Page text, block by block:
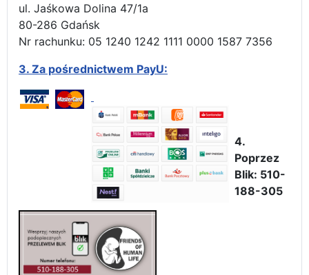
ul. Jaśkowa Dolina 47/1a
80-286 Gdańsk
Nr rachunku: 05 1240 1242 1111 0000 1587 7356
3. Za pośrednictwem PayU:
4.
Poprzez
Blik: 510-
188-305